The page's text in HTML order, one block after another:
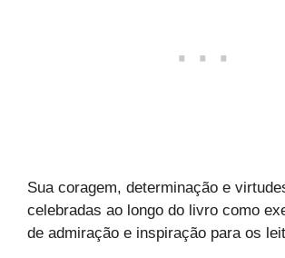
Sua coragem, determinação e
celebradas ao longo do livro como
de admiração e inspiração para os